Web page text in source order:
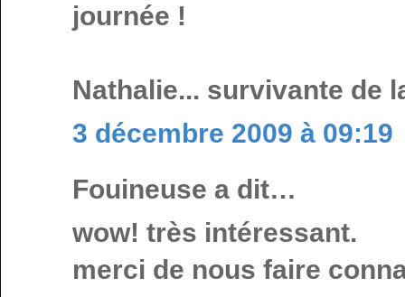
journée !
Nathalie... survivante de
3 décembre 2009 à 09:19
Fouineuse a dit…
wow! très intéressant.
merci de nous faire